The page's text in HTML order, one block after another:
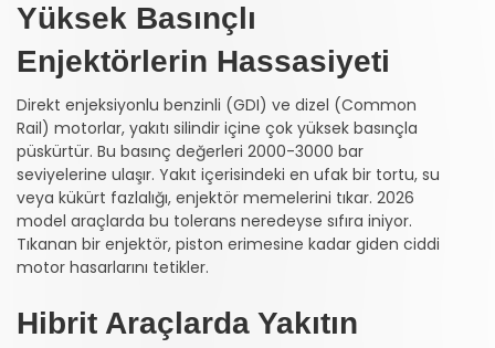
Yüksek Basınçlı
Enjektörlerin Hassasiyeti
Direkt enjeksiyonlu benzinli (GDI) ve dizel (Common
Rail) motorlar, yakıtı silindir içine çok yüksek basınçla
püskürtür. Bu basınç değerleri 2000-3000 bar
seviyelerine ulaşır. Yakıt içerisindeki en ufak bir tortu, su
veya kükürt fazlalığı, enjektör memelerini tıkar. 2026
model araçlarda bu tolerans neredeyse sıfıra iniyor.
Tıkanan bir enjektör, piston erimesine kadar giden ciddi
motor hasarlarını tetikler.
Hibrit Araçlarda Yakıtın